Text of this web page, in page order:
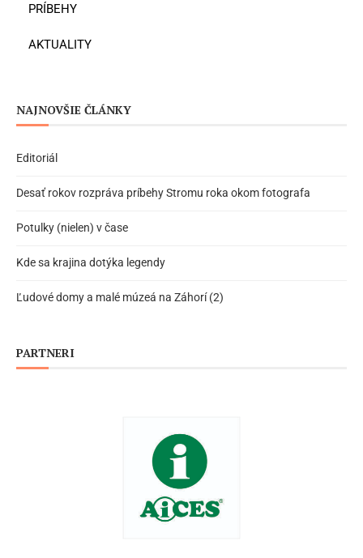
PRÍBEHY
AKTUALITY
NAJNOVŠIE ČLÁNKY
Editoriál
Desať rokov rozpráva príbehy Stromu roka okom fotografa
Potulky (nielen) v čase
Kde sa krajina dotýka legendy
Ľudové domy a malé múzeá na Záhorí (2)
PARTNERI